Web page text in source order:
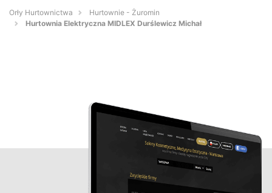
Orły Hurtownictwa
Hurtownie - Żuromin
Hurtownia Elektryczna MIDLEX Durślewicz Michał